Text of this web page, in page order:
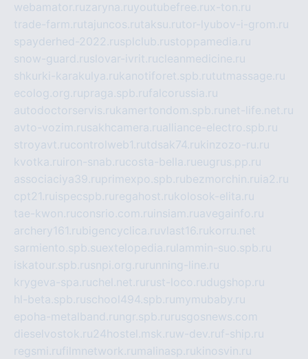
webamator.ruzaryna.ruyoutubefree.rux-ton.ru
trade-farm.rutajuncos.rutaksu.rutor-lyubov-i-grom.ru
spayderhed-2022.rusplclub.rustoppamedia.ru
snow-guard.ruslovar-ivrit.rucleanmedicine.ru
shkurki-karakulya.rukanotiforet.spb.rututmassage.ru
ecolog.org.rupraga.spb.rufalcorussia.ru
autodoctorservis.rukamertondom.spb.ru net-life.net.ru
avto-vozim.rusakhcamera.rualliance-electro.spb.ru
stroyavt.rucontrolweb1.rutdsak74.rukinzozo-ru.ru
kvotka.ru iron-snab.rucosta-bella.rueugrus.pp.ru
associaciya39.ruprimexpo.spb.rubezmorchin.ru ia2.ru
cpt21.ru ispecspb.ru regahost.rukolosok-elita.ru
tae-kwon.ruconsrio.com.ru insiam.ruavegainfo.ru
archery161.rubigencyclica.ruvlast16.rukorru.net
sarmiento.spb.suextelopedia.ru lammin-suo.spb.ru
iskatour.spb.rusnpi.org.ru running-line.ru
krygeva-spa.ruchel.net.ru rust-loco.rudugshop.ru
hl-beta.spb.ruschool494.spb.ru mymubaby.ru
epoha-metalband.ru ngr.spb.ru rusgosnews.com
dieselvostok.ru24hostel.msk.ruw-dev.ruf-ship.ru
regsmi.rufilmnetwork.ru malinasp.rukinosvin.ru